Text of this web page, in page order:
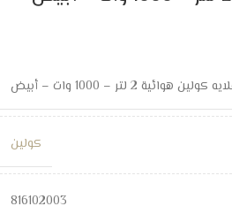
كولين هوائية 2 لتر – 1000 وات – أبيض
كولين
816102003